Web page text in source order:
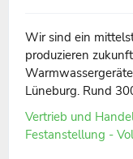
Wir sind ein
produzieren
Lüneburg. Rund
Vertrieb und
Festanstellung -